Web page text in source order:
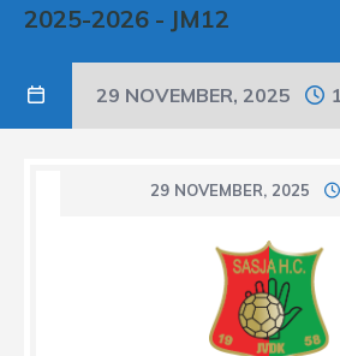
2025-2026 - JM12
29 NOVEMBER, 2025
29 NOVEMBER, 2025